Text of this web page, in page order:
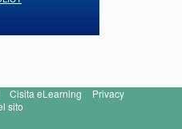
Cisita eLearning
Privacy
sito